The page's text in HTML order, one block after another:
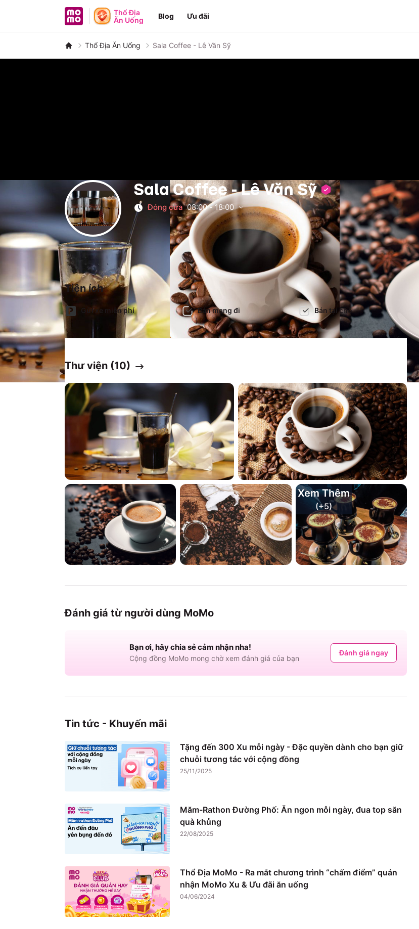
MoMo - Ứng dụng tài chính
Thổ Địa
Ăn Uống
Blog Ưu đãi
Thổ Địa Ăn Uống Sala Coffee - Lê Văn Sỹ
Sala Coffee - Lê Văn Sỹ
Đóng cửa 08:00- 18:00
Tiện ích
Gửi xe miễn phí Bán mang đi Bán tại chỗ
Thư viện (10)
Xem Thêm
(+5)
Đánh giá từ người dùng MoMo
Bạn ơi, hãy chia sẻ cảm nhận nha!
Cộng đồng MoMo mong chờ xem đánh giá của bạn
Đánh giá ngay
Tin tức - Khuyến mãi
Tặng đến 300 Xu mỗi ngày - Đặc quyền dành cho bạn giữ
chuỗi tương tác với cộng đồng
25/11/2025
Măm-Rathon Đường Phố: Ăn ngon mỗi ngày, đua top săn
quà khủng
22/08/2025
Thổ Địa MoMo - Ra mắt chương trình “chấm điểm” quán
nhận MoMo Xu & Ưu đãi ăn uống
04/06/2024